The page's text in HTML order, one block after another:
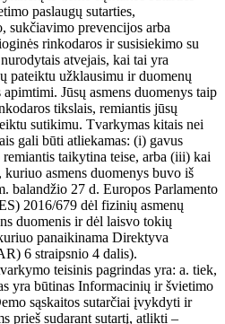
paslaugų sutarties,
sukčiavimo prevencijos arba
rinkodaros ir susisiekimo su
atvejais, kai tai yra
pateiktu užklausimu ir duomenų
Jūsų asmens duomenys taip
tikslais, remiantis jūsų
sutikimu. Tvarkymas kitais nei
gali būti atliekamas: (i) gavus
taikytina teise, arba (iii) kai
kuriuo asmens duomenys buvo iš
balandžio 27 d. Europos Parlamento
2016/679 dėl fizinių asmenų
duomenis ir dėl laisvo tokių
panaikinama Direktyva
6 straipsnio 4 dalis).
teisinis pagrindas yra: a. tiek,
yra būtinas Informacinių ir švietimo
sąskaitos sutarčiai įvykdyti ir
prieš sudarant sutartį, atlikti –